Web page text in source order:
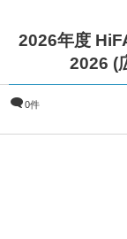
2026年度
2026 (
0件